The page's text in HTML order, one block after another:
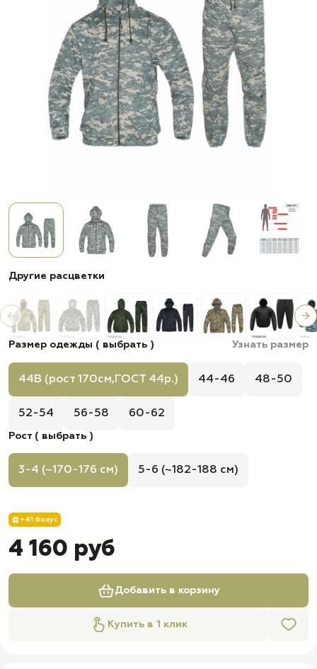
Другие расцветки
Размер одежды ( выбрать ) Узнать размер
44B (рост 170см,ГОСТ 44р.) 44-46 48-50
52-54 56-58 60-62
Рост ( выбрать )
3-4 (~170-176 см) 5-6 (~182-188 см)
+41 бонус
4 160 руб
Добавить в корзину
Купить в 1 клик